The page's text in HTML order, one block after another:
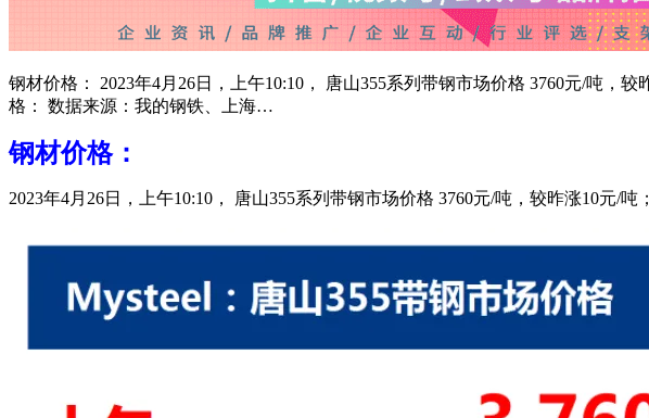
钢材价格： 2023年4月26日，上午10:10， 唐山355系列带钢市场价格 3760元/吨，
格： 数据来源：我的钢铁、上海…
钢材价格：
2023年4月26日，上午10:10， 唐山355系列带钢市场价格 3760元/吨，较昨涨10元/